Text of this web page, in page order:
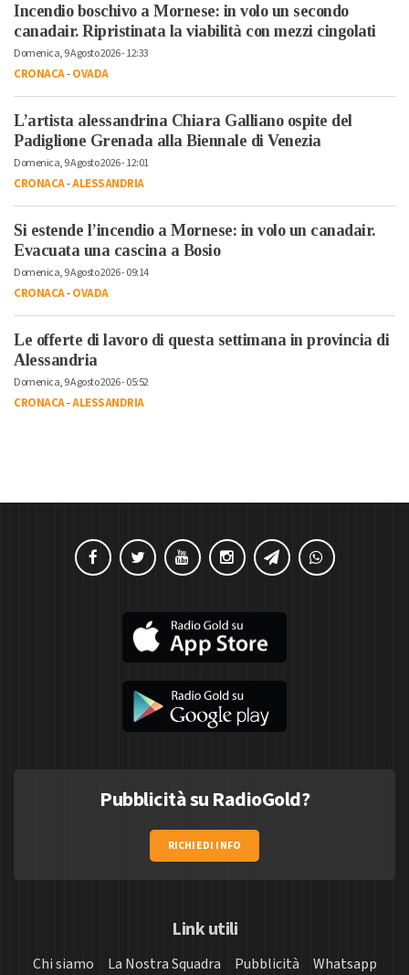
Incendio boschivo a Mornese: in volo un secondo
canadair. Ripristinata la viabilità con mezzi cingolati
Domenica, 9 Agosto 2026 - 12:33
CRONACA-OVADA
L’artista alessandrina Chiara Galliano ospite del
Padiglione Grenada alla Biennale di Venezia
Domenica, 9 Agosto 2026 - 12:01
CRONACA-ALESSANDRIA
Si estende l’incendio a Mornese: in volo un canadair.
Evacuata una cascina a Bosio
Domenica, 9 Agosto 2026 - 09:14
CRONACA-OVADA
Le offerte di lavoro di questa settimana in provincia di
Alessandria
Domenica, 9 Agosto 2026 - 05:52
CRONACA-ALESSANDRIA
Pubblicità su RadioGold?
RICHIEDI INFO
Link utili
Chi siamo La Nostra Squadra Pubblicità
Whatsapp